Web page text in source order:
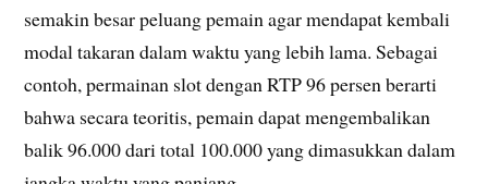
semakin besar peluang pemain agar mendapat kembali
modal takaran dalam waktu yang lebih lama. Sebagai
contoh, permainan slot dengan RTP 96 persen berarti
bahwa secara teoritis, pemain dapat mengembalikan
balik 96.000 dari total 100.000 yang dimasukkan dalam